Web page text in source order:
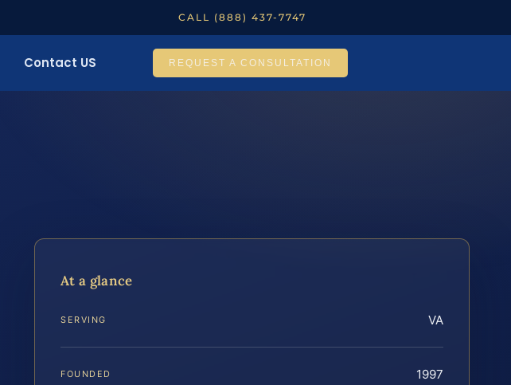
CALL (888) 437-7747
Contact US REQUEST A CONSULTATION
At a glance
SERVING VA
FOUNDED 1997